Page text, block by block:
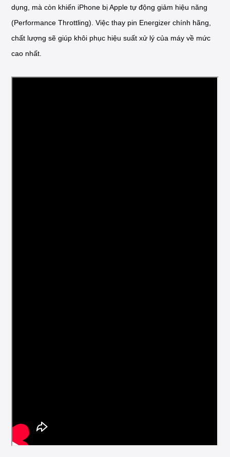
dụng, mà còn khiến iPhone bị Apple tự động giảm hiệu năng
(Performance Throttling). Việc thay pin Energizer chính hãng,
chất lượng sẽ giúp khôi phục hiệu suất xử lý của máy về mức
cao nhất.